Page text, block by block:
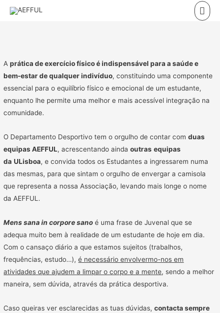
Skip
Aprática de exercício físico é indispensável para a saúde e
bem-estar de qualquer indivíduo, constituindo uma componente
essencial para o equilíbrio físico e emocional de um estudante,
enquanto lhe permite uma melhor e mais acessível integração na
comunidade.
O Departamento Desportivo tem o orgulho de contar comduas
equipas AEFFUL, acrescentando aindaoutras equipas
da ULisboa, e convida todos os Estudantes a ingressarem numa
das mesmas, para que sintam oorgulho de envergar a camisola
que representa a nossa Associação, levando mais longe o nome
da AEFFUL.
Mens sana in corpore sano é uma frase de Juvenal que se
adequa muito bem à realidade de um estudante de hoje em dia.
Com o cansaço diário a que estamos sujeitos (trabalhos,
frequências, estudo…),é necessário envolvermo-nos em
atividades que ajudem a limpar o corpo e a mente, sendo a melhor
maneira, sem dúvida, através da prática desportiva.
Caso queiras ver esclarecidas as tuas dúvidas,contacta sempre